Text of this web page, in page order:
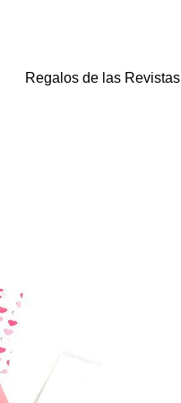
Regalos de las Revistas